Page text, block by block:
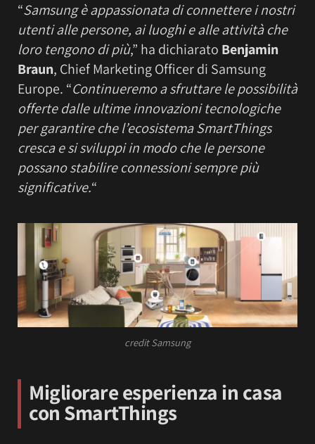
“Samsung è appassionata di connettere i nostri
utenti alle persone, ai luoghi e alle attività che
loro tengono di più,” ha dichiarato Benjamin
Braun, Chief Marketing Officer di Samsung
Europe. “Continueremo a sfruttare le possibilità
offerte dalle ultime innovazioni tecnologiche
per garantire che l’ecosistema SmartThings
cresca e si sviluppi in modo che le persone
possano stabilire connessioni sempre più
significative.“
credit Samsung
Migliorare esperienza in casa
con SmartThings